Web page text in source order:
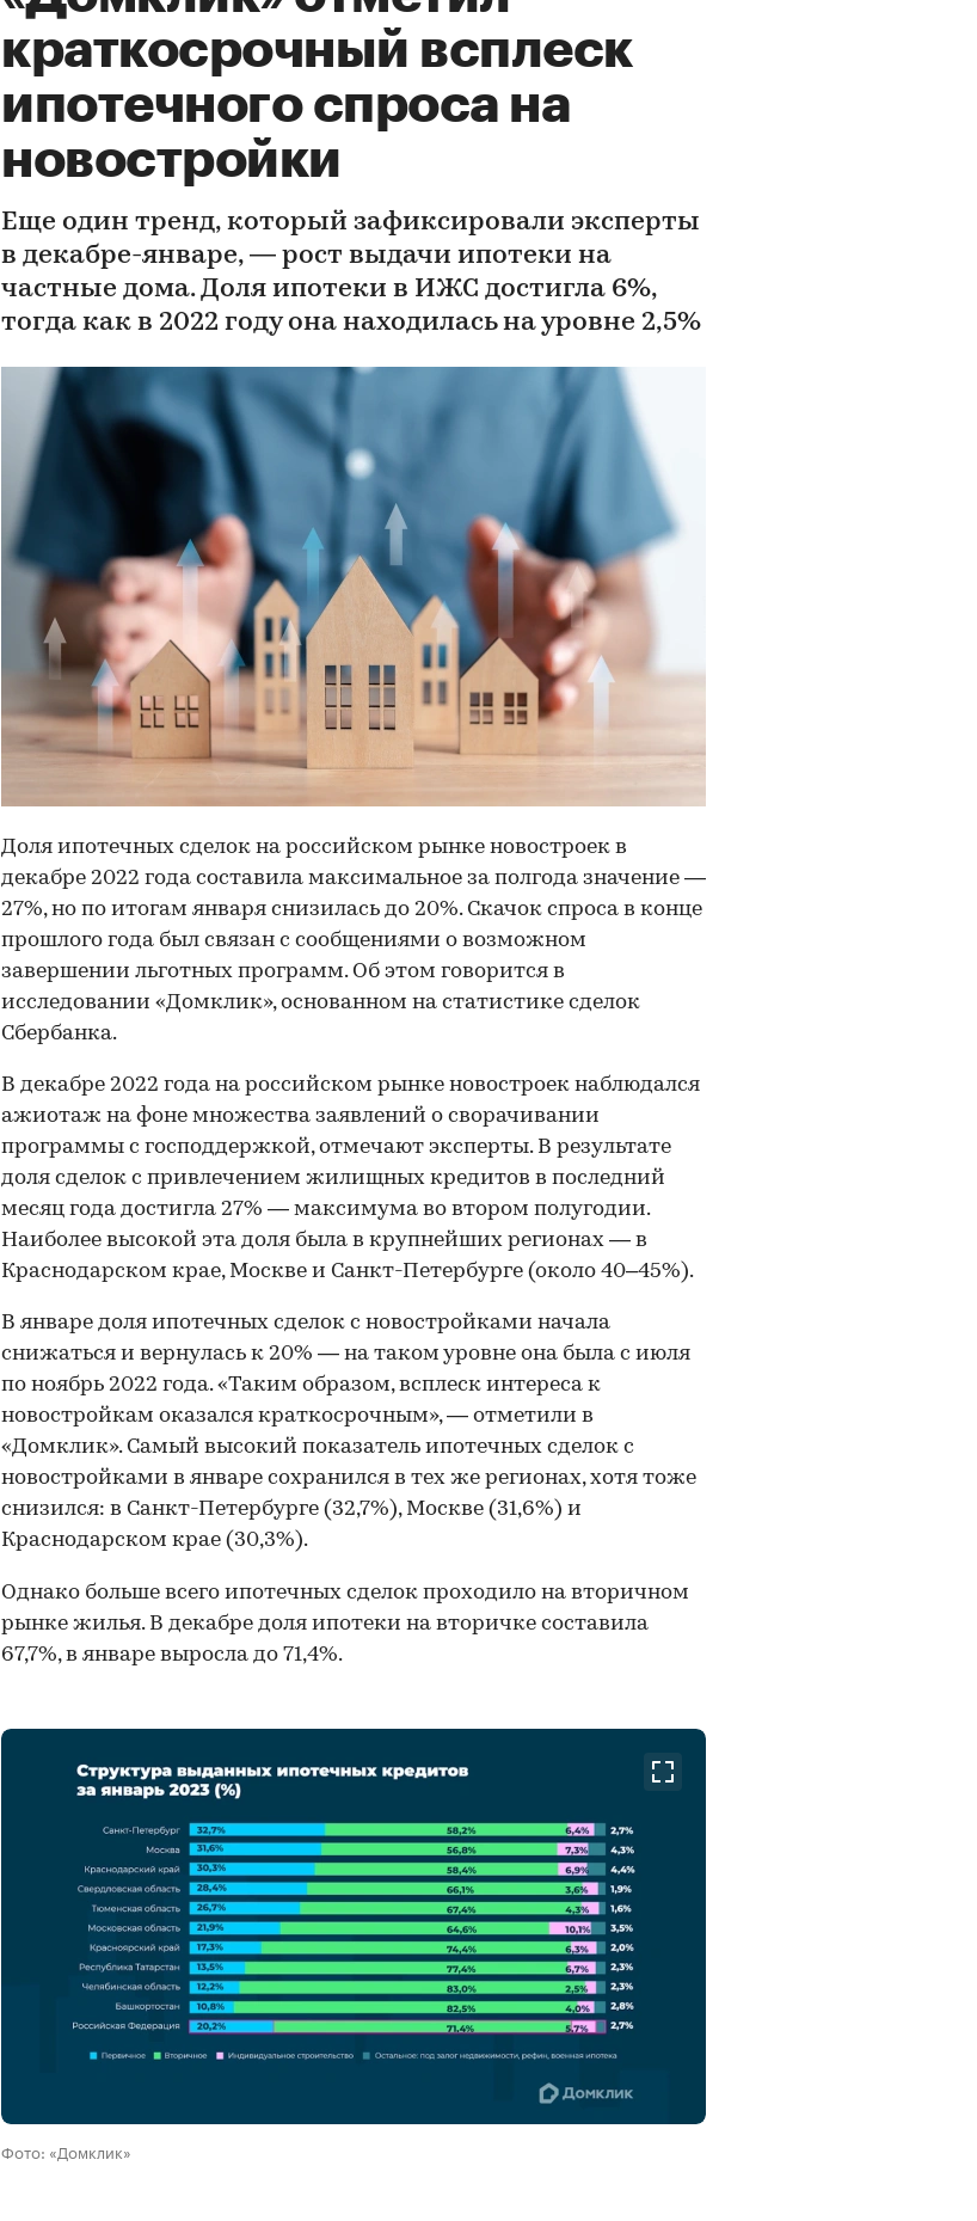
краткосрочный всплеск
ипотечного спроса на
новостройки
Еще один тренд, который зафиксировали эксперты
в декабре-январе, — рост выдачи ипотеки на
частные дома. Доля ипотеки в ИЖС достигла 6%,
тогда как в 2022 году она находилась на уровне 2,5%
Доля ипотечных сделок на российском рынке новостроек в
декабре 2022 года составила максимальное за полгода значение —
27%, но по итогам января снизилась до 20%. Скачок спроса в конце
прошлого года был связан с сообщениями о возможном
завершении льготных программ. Об этом говорится в
исследовании «Домклик», основанном на статистике сделок
Сбербанка.
В декабре 2022 года на российском рынке новостроек наблюдался
ажиотаж на фоне множества заявлений о сворачивании
программы с господдержкой, отмечают эксперты. В результате
доля сделок с привлечением жилищных кредитов в последний
месяц года достигла 27% — максимума во втором полугодии.
Наиболее высокой эта доля была в крупнейших регионах — в
Краснодарском крае, Москве и Санкт-Петербурге (около 40–45%).
В январе доля ипотечных сделок с новостройками начала
снижаться и вернулась к 20% — на таком уровне она была с июля
по ноябрь 2022 года. «Таким образом, всплеск интереса к
новостройкам оказался краткосрочным», — отметили в
«Домклик». Самый высокий показатель ипотечных сделок с
новостройками в январе сохранился в тех же регионах, хотя тоже
снизился: в Санкт-Петербурге (32,7%), Москве (31,6%) и
Краснодарском крае (30,3%).
Однако больше всего ипотечных сделок проходило на вторичном
рынке жилья. В декабре доля ипотеки на вторичке составила
67,7%, в январе выросла до 71,4%.
Фото: «Домклик»